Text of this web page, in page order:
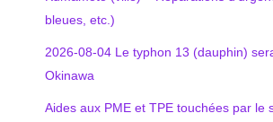
bleues, etc.)
2026-08-04 Le typhon 13 (dauphin)
Okinawa
Aides aux PME et TPE touchées par le